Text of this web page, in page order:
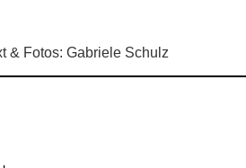
& Fotos: Gabriele Schulz